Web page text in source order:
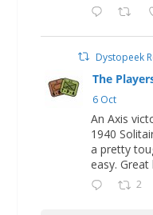
Dystopeek
The
6 Oct
An Axis
1940
a pretty
easy.
2